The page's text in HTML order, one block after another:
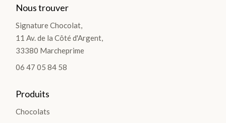
Nous trouver
Signature Chocolat,
11 Av. de la Côté d'Argent,
33380 Marcheprime
06 47 05 84 58
Produits
Chocolats